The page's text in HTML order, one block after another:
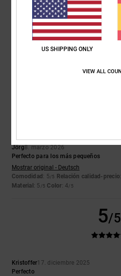
Demasiado pequeñoDemasiado grande
Jörg8. marzo 2026
Perfecto para los más pequeños
Mostrar original - Deutsch
Comodidad : 5/5 Relación calidad-precio
Material : 5 /5 Color: 4/5
5/5
Kristoffer17. diciembre 2025
Perfecto
US SHIPPING ONLY
VIEW ALL